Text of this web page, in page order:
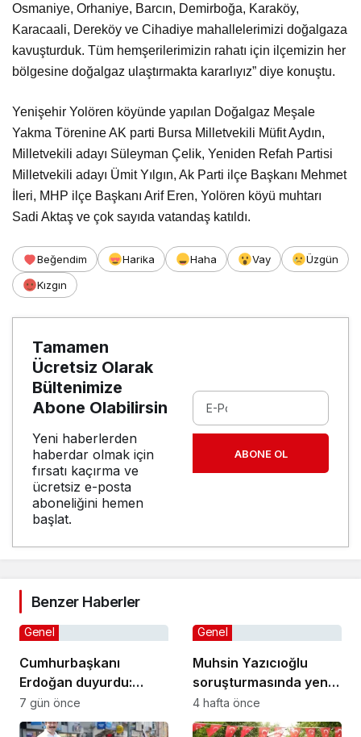
Osmaniye, Orhaniye, Barcın, Demirboğa, Karaköy,
Karacaali, Dereköy ve Cihadiye mahallelerimizi doğalgaza
kavuşturduk. Tüm hemşerilerimizin rahatı için ilçemizin her
bölgesine doğalgaz ulaştırmakta kararlıyız” diye konuştu.
Yenişehir Yolören köyünde yapılan Doğalgaz Meşale
Yakma Törenine AK parti Bursa Milletvekili Müfit Aydın,
Milletvekili adayı Süleyman Çelik, Yeniden Refah Partisi
Milletvekili adayı Ümit Yılgın, Ak Parti ilçe Başkanı Mehmet
İleri, MHP ilçe Başkanı Arif Eren, Yolören köyü muhtarı
Sadi Aktaş ve çok sayıda vatandaş katıldı.
Beğendim Harika Haha Vay
Üzgün
Kızgın
Tamamen
Ücretsiz Olarak
Bültenimize
Abone Olabilirsin
Yeni haberlerden
haberdar olmak için
fırsatı kaçırma ve
ücretsiz e-posta
aboneliğini hemen
başlat.
ABONE OL
Benzer Haberler
Cumhurbaşkanı
Erdoğan duyurdu:
Kiralık sosyal konut
projesi eylülde başlıyor
Genel
7 gün önce
Muhsin Yazıcıoğlu
soruşturmasında yeni
gelişme!
Genel
4 hafta önce